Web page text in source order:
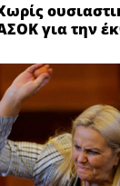
για την